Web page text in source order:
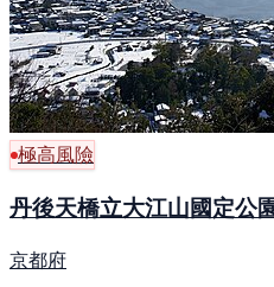
極高風險
丹後天橋立大江山國定公
京都府